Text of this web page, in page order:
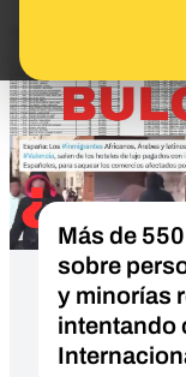
Más de
sobre
y minorías
intentando